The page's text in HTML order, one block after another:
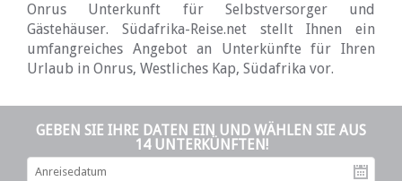
Onrus Unterkunft für Selbstversorger und
Gästehäuser. Südafrika-Reise.net stellt Ihnen ein
umfangreiches Angebot an Unterkünfte für Ihren
Urlaub in Onrus, Westliches Kap, Südafrika vor.
GEBEN SIE IHRE DATEN EIN UND WÄHLEN SIE AUS
14 UNTERKÜNFTEN!